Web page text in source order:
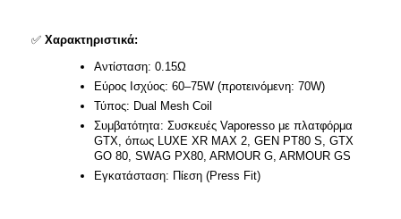
✅ Χαρακτηριστικά:
Αντίσταση: 0.15Ω
Εύρος Ισχύος: 60–75W (προτεινόμενη: 70W)
Τύπος: Dual Mesh Coil
Συμβατότητα: Συσκευές Vaporesso με πλατφόρμα
GTX, όπως LUXE XR MAX 2, GEN PT80 S, GTX
GO 80, SWAG PX80, ARMOUR G, ARMOUR GS
Εγκατάσταση: Πίεση (Press Fit)